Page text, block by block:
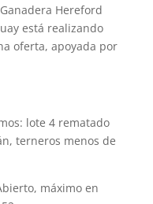
Hereford
está realizando
oferta, apoyada por
lote 4 rematado
terneros menos de
máximo en